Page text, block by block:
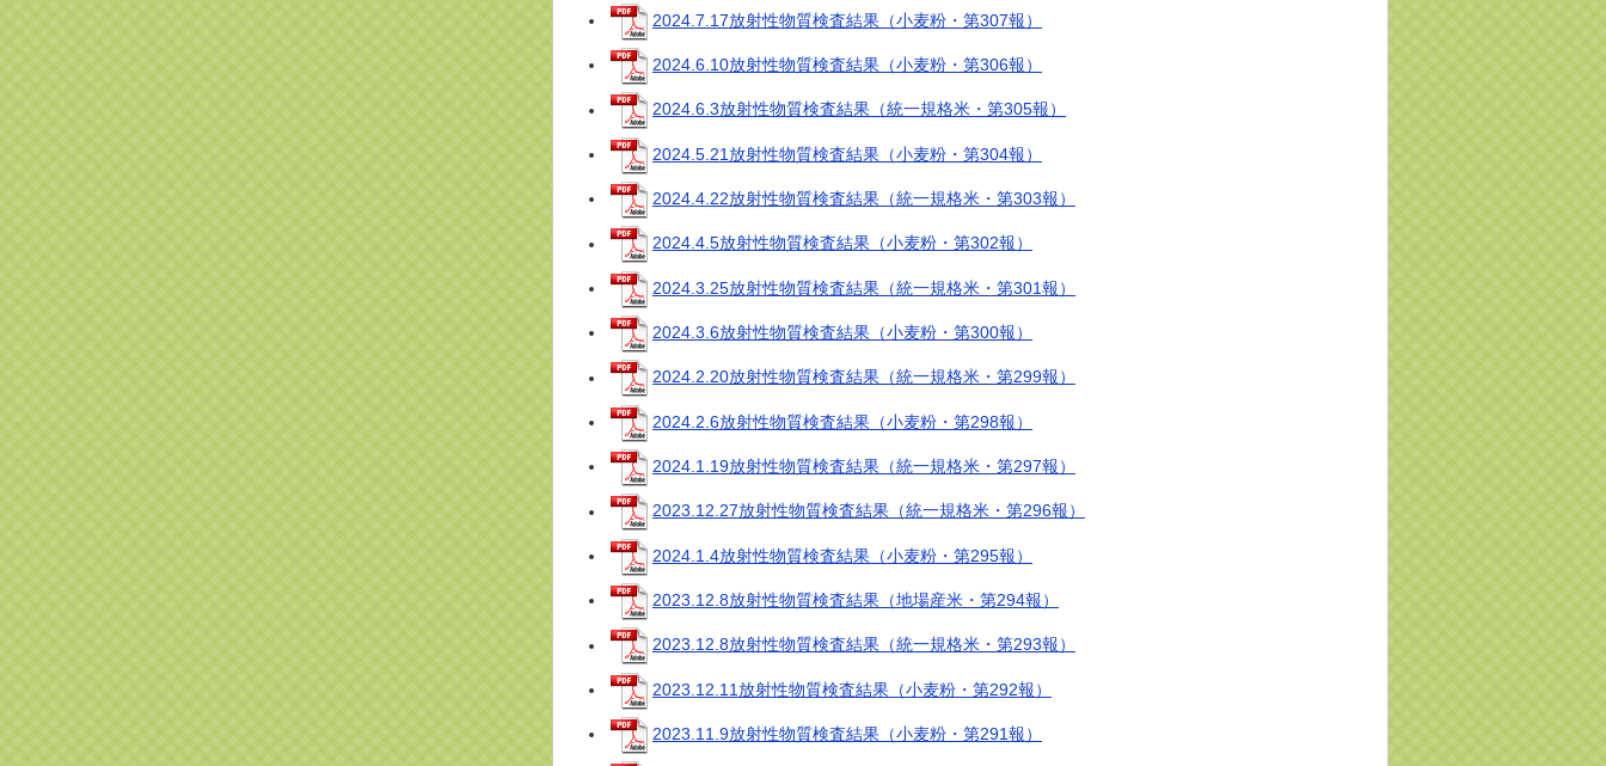
2024.7.17放射性物質検査結果（小麦粉・第307報）
2024.6.10放射性物質検査結果（小麦粉・第306報）
2024.6.3放射性物質検査結果（統一規格米・第305報）
2024.5.21放射性物質検査結果（小麦粉・第304報）
2024.4.22放射性物質検査結果（統一規格米・第303報）
2024.4.5放射性物質検査結果（小麦粉・第302報）
2024.3.25放射性物質検査結果（統一規格米・第301報）
2024.3.6放射性物質検査結果（小麦粉・第300報）
2024.2.20放射性物質検査結果（統一規格米・第299報）
2024.2.6放射性物質検査結果（小麦粉・第298報）
2024.1.19放射性物質検査結果（統一規格米・第297報）
2023.12.27放射性物質検査結果（統一規格米・第296報）
2024.1.4放射性物質検査結果（小麦粉・第295報）
2023.12.8放射性物質検査結果（地場産米・第294報）
2023.12.8放射性物質検査結果（統一規格米・第293報）
2023.12.11放射性物質検査結果（小麦粉・第292報）
2023.11.9放射性物質検査結果（小麦粉・第291報）